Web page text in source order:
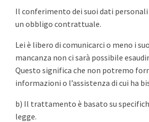
Il conferimento dei suoi dati
un obbligo contrattuale.
Lei è libero di comunicarci o meno i
mancanza non ci sarà possibile
Questo significa che non potremo
informazioni o l’assistenza di cui ha
b) Il trattamento è basato su
legge.